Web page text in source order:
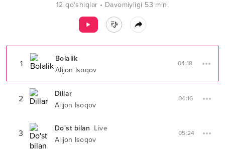
12 qo‘shiqlar • Davomiyligi 53 min.
1
Bolalik
Alijon Isoqov
04:18
2
Dillar
Alijon Isoqov
04:16
3 Do'st bilan Live
Alijon Isoqov
05:24